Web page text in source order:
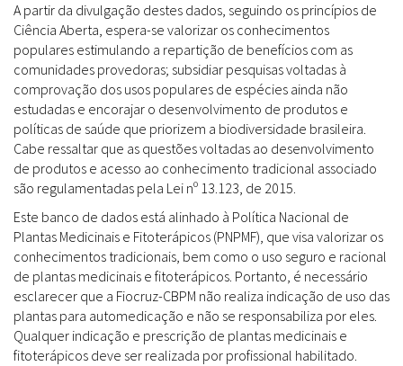
A partir da divulgação destes dados, seguindo os princípios de
Ciência Aberta, espera-se valorizar os conhecimentos
populares estimulando a repartição de benefícios com as
comunidades provedoras; subsidiar pesquisas voltadas à
comprovação dos usos populares de espécies ainda não
estudadas e encorajar o desenvolvimento de produtos e
políticas de saúde que priorizem a biodiversidade brasileira.
Cabe ressaltar que as questões voltadas ao desenvolvimento
de produtos e acesso ao conhecimento tradicional associado
são regulamentadas pela Lei nº 13.123, de 2015.
Este banco de dados está alinhado à Política Nacional de
Plantas Medicinais e Fitoterápicos (PNPMF), que visa valorizar os
conhecimentos tradicionais, bem como o uso seguro e racional
de plantas medicinais e fitoterápicos. Portanto, é necessário
esclarecer que a Fiocruz-CBPM não realiza indicação de uso das
plantas para automedicação e não se responsabiliza por eles.
Qualquer indicação e prescrição de plantas medicinais e
fitoterápicos deve ser realizada por profissional habilitado.